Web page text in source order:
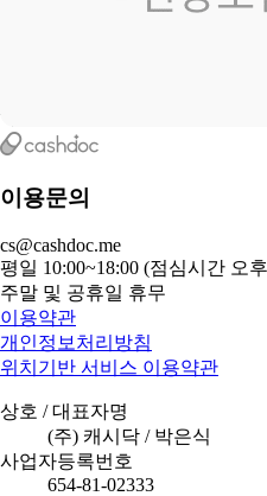
이용문의
cs@cashdoc.me
평일 10:00~18:00 (점심시간 오
주말 및 공휴일 휴무
이용약관
개인정보처리방침
위치기반 서비스 이용약관
상호 / 대표자명
(주) 캐시닥 / 박은식
사업자등록번호
654-81-02333